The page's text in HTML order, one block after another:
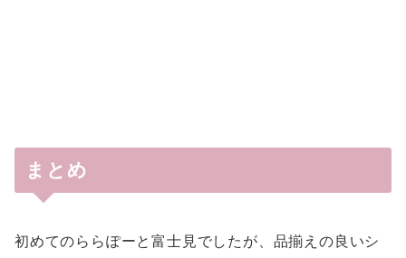
まとめ
初めてのららぽーと富士見でしたが、品揃えの良いシ